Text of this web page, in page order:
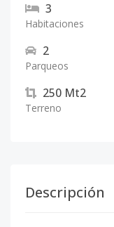
3
Habitaciones
2
Parqueos
250 Mt2
Terreno
Descripción